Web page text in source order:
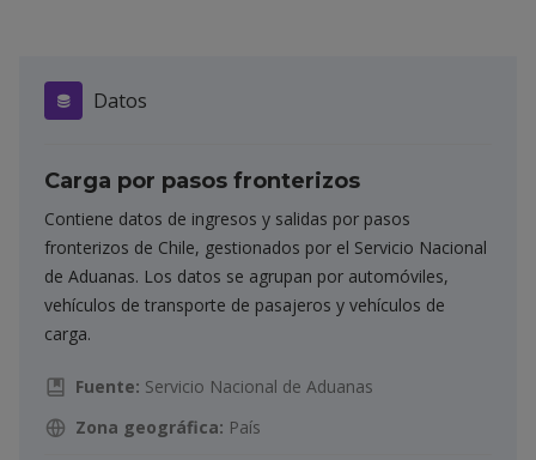
Datos
Carga por pasos fronterizos
Contiene datos de ingresos y salidas por pasos
fronterizos de Chile, gestionados por el Servicio Nacional
de Aduanas. Los datos se agrupan por automóviles,
vehículos de transporte de pasajeros y vehículos de
carga.
Fuente: Servicio Nacional de Aduanas
Zona geográfica: País